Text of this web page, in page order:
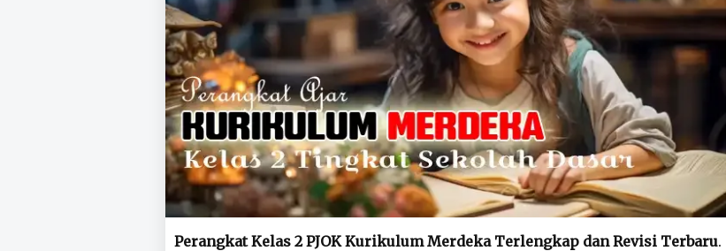
Perangkat Kelas 2 PJOK Kurikulum Merdeka Terlengkap dan Revisi Terbaru.